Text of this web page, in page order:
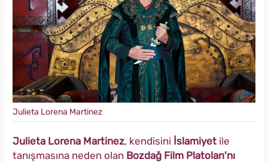
Julieta Lorena Martinez
Julieta Lorena Martinez, kendisini İslamiyet ile
tanışmasına neden olan Bozdağ Film Platoları'nı